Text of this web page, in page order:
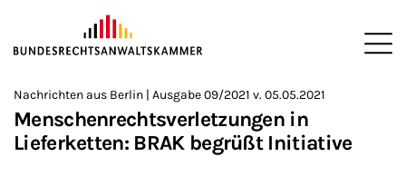
ZUM HAUPTINHALT SPRINGEN
Sie befinden sich hier:
>
Startseite
>
Newsroom
>
Newsletter
>
Nachrichten aus Berlin
Nachrichten aus Berlin | Ausgabe 09/2021 v. 05.05.2021
Menschenrechtsverletzungen in
Lieferketten: BRAK begrüßt Initiative